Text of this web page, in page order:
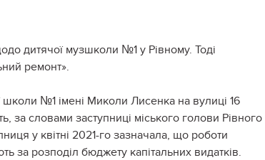
дитячої музшколи №1 у Рівному. Тоді
ремонт».
школи №1 імені Миколи Лисенка на вулиці 16
за словами заступниці міського голови Рівного
у квітні 2021-го зазначала, що роботи
за розподіл бюджету капітальних видатків.